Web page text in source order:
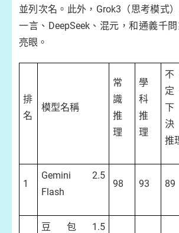
並列次名。此外，Grok3（思考模式
一言、DeepSeek、混元，和通義千
亮眼。
排
名
模型名稱
常
識
推
理
學
科
推
理
不
定
下
決
推
1
Gemini 2.5
Flash
98 93 89
豆包1.5